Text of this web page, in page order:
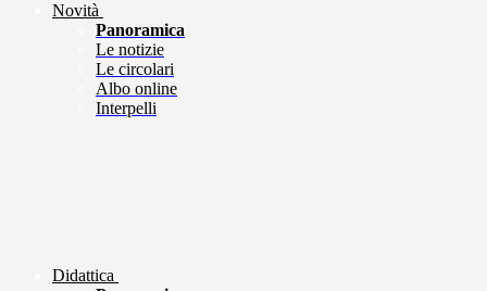
Novità
Panoramica
Le notizie
Le circolari
Albo online
Interpelli
Didattica